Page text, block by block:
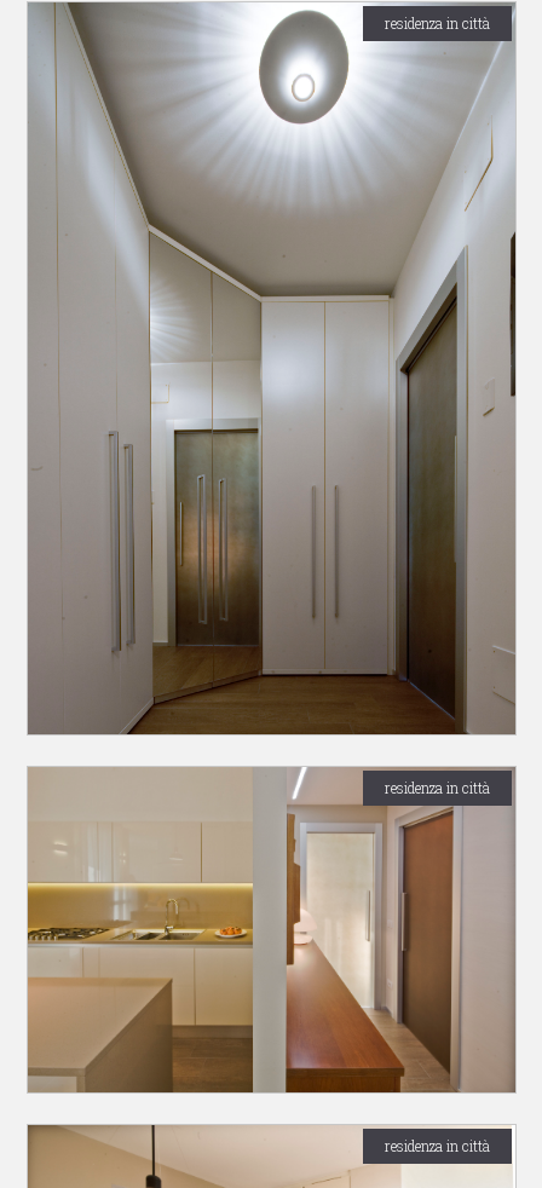
residenza in città
residenza in città
residenza in città